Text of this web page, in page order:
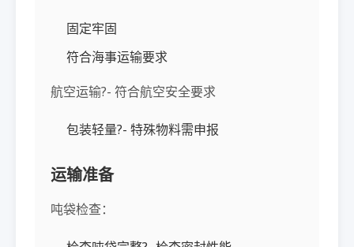
固定牢固
符合海事运输要求
航空运输?- 符合航空安全要求
包装轻量?- 特殊物料需申报
运输准备
吨袋检查：